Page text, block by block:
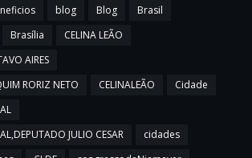
blog Blog
Brasil
Brasília
CELINA LEÃO
AIRES
RORIZ NETO
CELINALEÃO
Cidade
JULIO CESAR
cidades